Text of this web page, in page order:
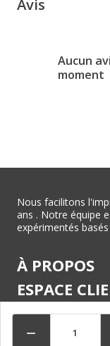

Avis
Aucun
moment
Nous facilitons
ans . Notre équipe
expérimentés
À PROPOS
ESPACE
CENTRE
LÉGAL